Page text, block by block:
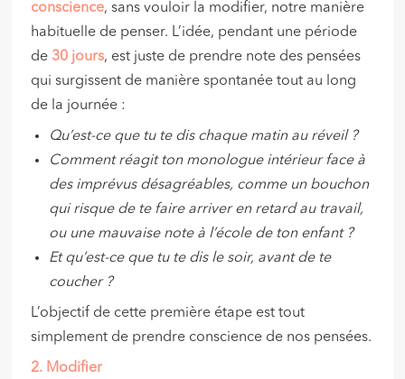
conscience, sans vouloir la modifier, notre manière
habituelle de penser. L’idée, pendant une période
de 30 jours, est juste de prendre note des pensées
qui surgissent de manière spontanée tout au long
de la journée :
Qu’est-ce que tu te dis chaque matin au réveil ?
Comment réagit ton monologue intérieur face à
des imprévus désagréables, comme un bouchon
qui risque de te faire arriver en retard au travail,
ou une mauvaise note à l’école de ton enfant ?
Et qu’est-ce que tu te dis le soir, avant de te
coucher ?
L’objectif de cette première étape est tout
simplement de prendre conscience de nos pensées.
2. Modifier